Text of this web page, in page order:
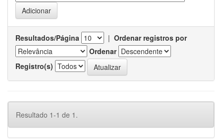
Resultados/Página | Ordenar registros por
Ordenar
Registro(s)
Resultado 1-1 de 1.